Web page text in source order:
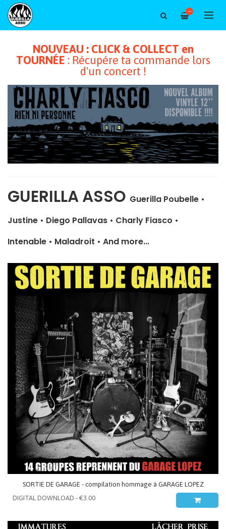
—
NOUVEAU : CLICK & COLLECT en
TOURNÉE : Récupére ta commande lors
d'un concert !
GUERILLA ASSO Guerilla Poubelle •
Justine • Diego Pallavas • Charly Fiasco •
Intenable • Maladroit • And more...
SORTIE DE GARAGE - compilation hommage à GARAGE LOPEZ